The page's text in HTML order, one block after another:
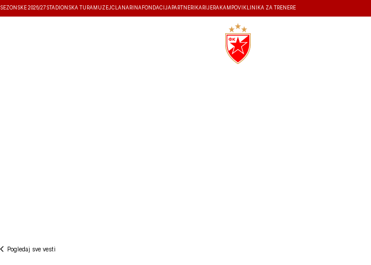
SEZONSKE 2026/27 STADIONSKA TURA MUZEJČLANARINA FONDACIJA PARTNERI KARIJERA KAMPOVI KLINIKA ZA TRENERE
Pogledaj sve vesti